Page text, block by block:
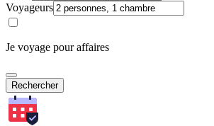
Voyageurs
Je voyage pour affaires
Rechercher